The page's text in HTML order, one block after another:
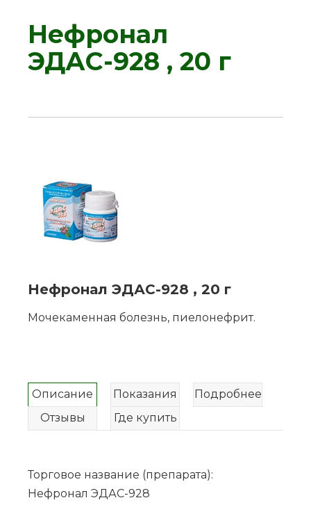
Нефронал
ЭДАС-928 , 20 г
Нефронал ЭДАС-928 , 20 г
Мочекаменная болезнь, пиелонефрит.
Описание Показания
Подробнее
Отзывы
Где купить
Торговое название (препарата):
Нефронал ЭДАС-928